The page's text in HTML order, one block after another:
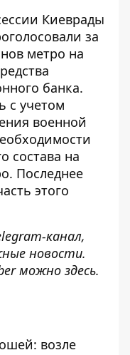
Киеврады
за
метро на
банка.
с учетом
военной
состава на
Последнее
этого
канал,
новости.
можно здесь.
возле